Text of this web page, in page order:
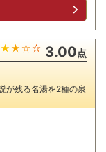
3.00点
が残る名湯を2種の泉